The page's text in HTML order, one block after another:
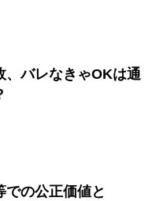
、バレなきゃOKは通
での公正価値と